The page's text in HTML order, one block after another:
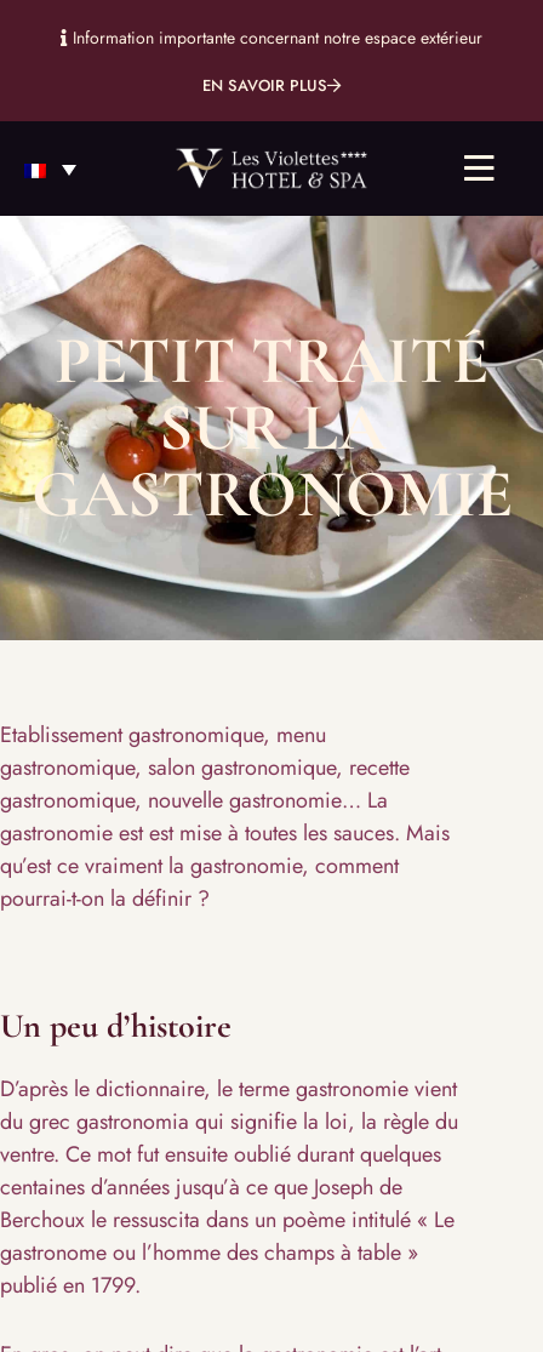
Information importante concernant notre espace extérieur
EN SAVOIR PLUS
PETIT TRAITÉ
SUR LA
GASTRONOMIE
Etablissement gastronomique, menu
gastronomique, salon gastronomique, recette
gastronomique, nouvelle gastronomie… La
gastronomie est est mise à toutes les sauces. Mais
qu’est ce vraiment la gastronomie, comment
pourrai-t-on la définir ?
Un peu d’histoire
D’après le dictionnaire, le terme gastronomie vient
du grec gastronomia qui signifie la loi, la règle du
ventre. Ce mot fut ensuite oublié durant quelques
centaines d’années jusqu’à ce que Joseph de
Berchoux le ressuscita dans un poème intitulé « Le
gastronome ou l’homme des champs à table »
publié en 1799.